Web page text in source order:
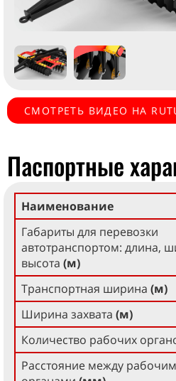
СМОТРЕТЬ ВИДЕО НА
Паспортные
Наименование
Габариты для перевозки
автотранспортом: длина,
высота (м)
Транспортная ширина (м)
Ширина захвата (м)
Количество рабочих
Расстояние между